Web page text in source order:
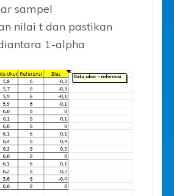
sampel
nilai t dan pastikan
1-alpha